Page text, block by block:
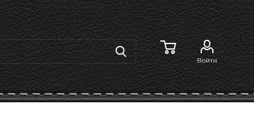
Войти